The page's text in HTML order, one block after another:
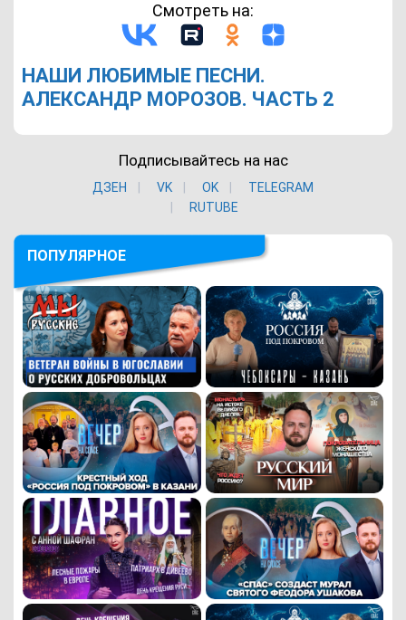
Смотреть на:
НАШИ ЛЮБИМЫЕ ПЕСНИ.
АЛЕКСАНДР МОРОЗОВ. ЧАСТЬ 2
Подписывайтесь на нас
ДЗЕН VK ОK
TELEGRAM
RUTUBE
ПОПУЛЯРНОЕ